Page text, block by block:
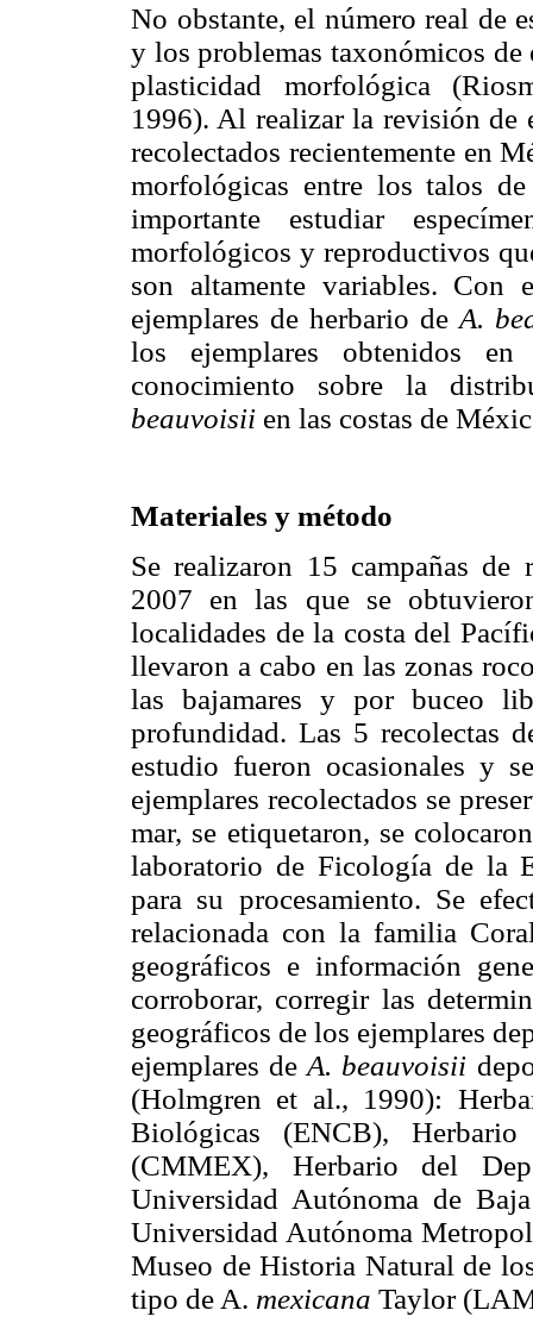
No obstante, el número real de
y los problemas taxonómicos
plasticidad morfológica
1996). Al realizar la revisión de
recolectados recientemente en
morfológicas entre los talos
importante estudiar
morfológicos y reproductivos
son altamente variables.
ejemplares de herbario de A.
los ejemplares obtenidos
conocimiento sobre la
beauvoisii en las costas de
Materiales y método
Se realizaron 15 campañas
2007 en las que se
localidades de la costa del
llevaron a cabo en las zonas
las bajamares y por buceo
profundidad. Las 5 recolectas
estudio fueron ocasionales y
ejemplares recolectados se
mar, se etiquetaron, se
laboratorio de Ficología de la
para su procesamiento. Se
relacionada con la familia
geográficos e información
corroborar, corregir las
geográficos de los ejemplares
ejemplares deA. beauvoisii
(Holmgren et al., 1990):
Biológicas (ENCB),
(CMMEX), Herbario del
Universidad Autónoma de
Universidad Autónoma
Museo de Historia Natural de
tipo de A. mexicana Taylor